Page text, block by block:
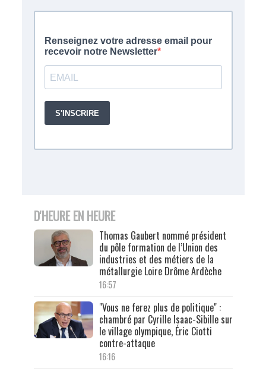
D'HEURE EN HEURE
Thomas Gaubert nommé président
du pôle formation de l’Union des
industries et des métiers de la
métallurgie Loire Drôme Ardèche
16:57
"Vous ne ferez plus de politique" :
chambré par Cyrille Isaac-Sibille sur
le village olympique, Éric Ciotti
contre-attaque
16:16